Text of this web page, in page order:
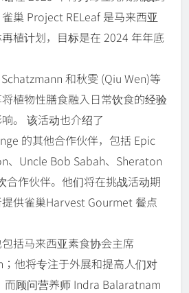
巢 Project RELeaf 是马来西亚
植计划，目标是在 2024 年年底
和秋雯 (Qiu Wen)等
植物性膳食融入日常饮食的经验
。 该活动也介绍了
的其他合作伙伴，包括 Epic
、Uncle Bob Sabah、Sheraton
合作伙伴。他们将在挑战活动期
供雀巢Harvest Gourmet 餐点
括马来西亚素食协会主席
；他将专注于外展和提高人们对
而顾问营养师 Indra Balaratnam